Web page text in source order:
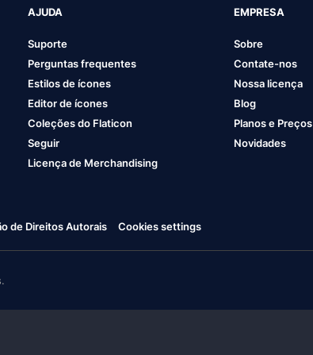
AJUDA
Suporte
Perguntas frequentes
Estilos de ícones
Editor de ícones
Coleções do Flaticon
Seguir
Licença de Merchandising
EMPRESA
Sobre
Contate-nos
Nossa licença
Blog
Planos e Preços
Novidades
de Direitos Autorais Cookies settings